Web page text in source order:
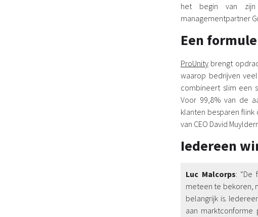
het begin van zijn
managementpartner
Een
ProUnity brengt
waarop bedrijven
combineert slim een
Voor 99,8% van de
klanten besparen flink
van CEO David
Iedereen
Luc Malcorps: “De
meteen te bekoren,
belangrijk is.
aan marktconforme